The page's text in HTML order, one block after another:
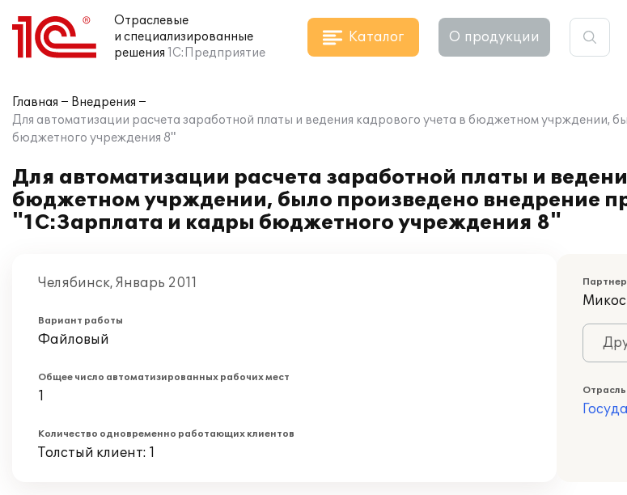
Отраслевые
и специализированные
решения 1С:Предприятие
Каталог О продукции
Главная
Внедрения
Для автоматизации расчета заработной платы и ведения кадрового учета в бюджетном учрждении,
бюджетного учреждения 8"
Для автоматизации расчета заработной платы и
бюджетном учрждении, было произведено внедрение
"1С:Зарплата и кадры бюджетного учреждения 8"
Челябинск, Январь 2011
Вариант работы
Файловый
Общее число автоматизированных рабочих мест
1
Количество одновременно работающих клиентов
Толстый клиент: 1
Микос